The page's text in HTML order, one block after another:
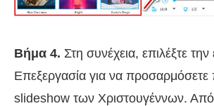
Βήμα 4. Στη συνέχεια, επιλέξτε την
Επεξεργασία για να προσαρμόσετε
slideshow των Χριστουγέννων. Από